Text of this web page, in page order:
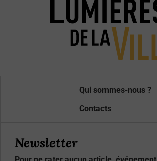
Qui sommes-nous ?
Contacts
Newsletter